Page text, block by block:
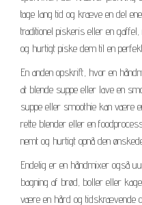
tage lang tid og kræve en del
traditionel piskeris eller en
og hurtigt piske dem til en
En anden opskrift, hvor en
at blende suppe eller lave en
suppe eller smoothie kan være
rette blender eller en
nemt og hurtigt opnå den
Endelig er en håndmixer også
bagning af brød, boller eller
være en hård og tidskrævende